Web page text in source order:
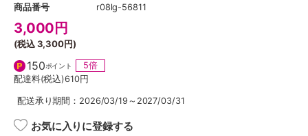
商品番号
r08lg-56811
3,000 円
(税込3,300円)
150ポイント
5倍
配達料(税込)610円
配送承り期間：2026/03/19～2027/03/31
お気に入りに登録する